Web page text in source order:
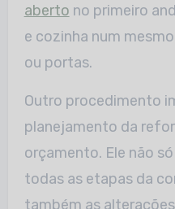
aberto no primeiro
e cozinha num
ou portas.
Outro procedimento
planejamento da
orçamento. Ele não
todas as etapas da
também as